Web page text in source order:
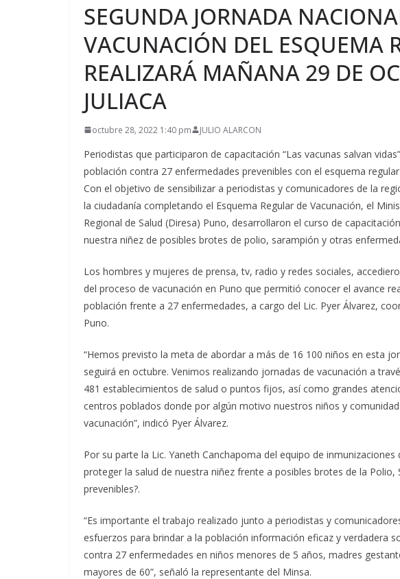
SEGUNDA JORNADA
VACUNACIÓN DEL ESQUEMA
REALIZARÁ MAÑANA 29 DE
JULIACA
octubre 28, 2022 1:40 pm JULIO ALARCON
Periodistas que participaron de capacitación “Las vacunas salvan
población contra 27 enfermedades prevenibles con el esquema
Con el objetivo de sensibilizar a periodistas y comunicadores de la
la ciudadanía completando el Esquema Regular de Vacunación, el
Regional de Salud (Diresa) Puno, desarrollaron el curso de
nuestra niñez de posibles brotes de polio, sarampión y otras
Los hombres y mujeres de prensa, tv, radio y redes sociales,
del proceso de vacunación en Puno que permitió conocer el avance
población frente a 27 enfermedades, a cargo del Lic. Pyer Álvarez,
Puno.
“Hemos previsto la meta de abordar a más de 16 100 niños en esta
seguirá en octubre. Venimos realizando jornadas de vacunación a
481 establecimientos de salud o puntos fijos, así como grandes
centros poblados donde por algún motivo nuestros niños y
vacunación”, indicó Pyer Álvarez.
Por su parte la Lic. Yaneth Canchapoma del equipo de
proteger la salud de nuestra niñez frente a posibles brotes de la
prevenibles?.
“Es importante el trabajo realizado junto a periodistas y
esfuerzos para brindar a la población información eficaz y verdadera
contra 27 enfermedades en niños menores de 5 años, madres
mayores de 60”, señaló la representante del Minsa.